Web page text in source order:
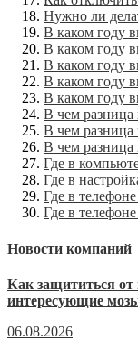
Нужно ли
В каком году
В каком году
В каком году
В каком году
В каком году
В чем разница
В чем
В чем разница
Где в
Где в
Где в
Где в
Новости компаний
Как защититься от
интересующие
06.08.2026